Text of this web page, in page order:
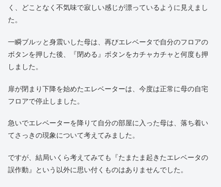
く、どことなく不気味で寂しい感じが漂っているように見えまし
た。
一瞬ブルッと身震いした母は、再びエレベータで自分のフロアの
ボタンを押した後、『閉める』ボタンをカチャカチャと何度も押
しました。
扉が閉まり下降を始めたエレベーターは、今度は正常に母の自宅
フロアで停止しました。
急いでエレベーターを降りて自分の部屋に入った母は、落ち着い
てさっきの現象について考えてみました。
ですが、結局いくら考えてみても『たまたま起きたエレベータの
誤作動』という以外に思い付くものはありませんでした。